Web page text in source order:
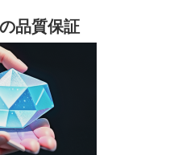
品質保証